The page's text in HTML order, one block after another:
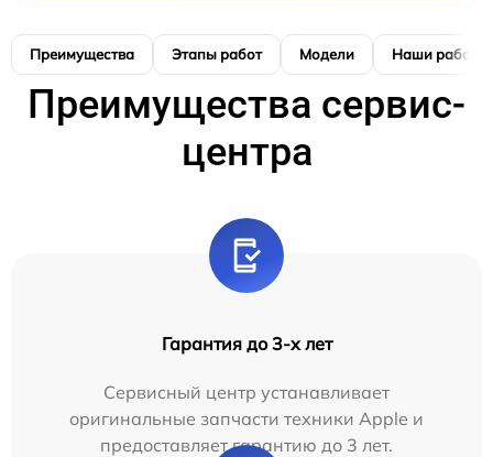
Преимущества Этапы работ Модели Наши работы
Преимущества сервис-
центра
Гарантия до 3-х лет
Сервисный центр устанавливает
оригинальные запчасти техники Apple и
предоставляет гарантию до 3 лет.